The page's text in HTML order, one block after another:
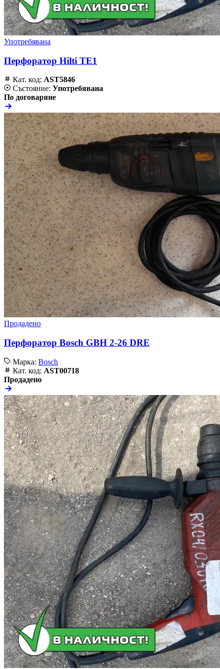
Употребявана
Перфоратор Hilti TE1
Кат. код: AST5846
Състояние: Употребявана
По договаряне
Продадено
Перфоратор Bosch GBH 2-26 DRE
Марка: Bosch
Кат. код: AST00718
Продадено